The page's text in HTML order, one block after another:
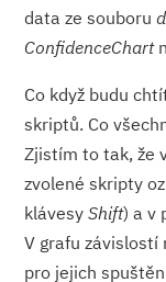
data ze souboru
ConfidenceChart
Co když budu
skriptů. Co
Zjistím to tak, že
zvolené skripty
klávesyShift) a v
V grafu závislostí
pro jejich